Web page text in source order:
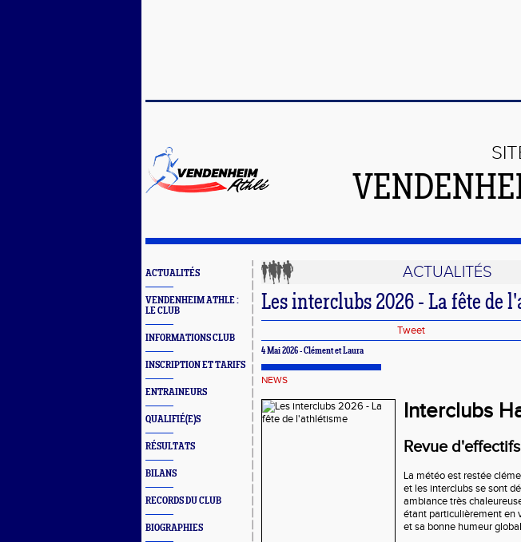
ACTUALITÉS
VENDENHEIM ATHLE :
LE CLUB
INFORMATIONS CLUB
INSCRIPTION ET TARIFS
ENTRAINEURS
QUALIFIÉ(E)S
RÉSULTATS
BILANS
RECORDS DU CLUB
BIOGRAPHIES
ACTUALITÉS
Les interclubs 2026 - La fête de
Tweet
4 Mai 2026 - Clément et Laura
NEWS
Interclubs
Revue d'effectifs
La météo est restée
et les interclubs se sont
ambiance très
étant particulièrement en
et sa bonne humeur